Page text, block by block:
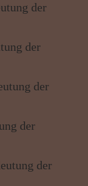
der
der
der
der
der